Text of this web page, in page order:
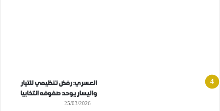
العسري: رفض تنظيمي للتيار
واليسار يوحد صفوفه انتخابيا
25/03/2026